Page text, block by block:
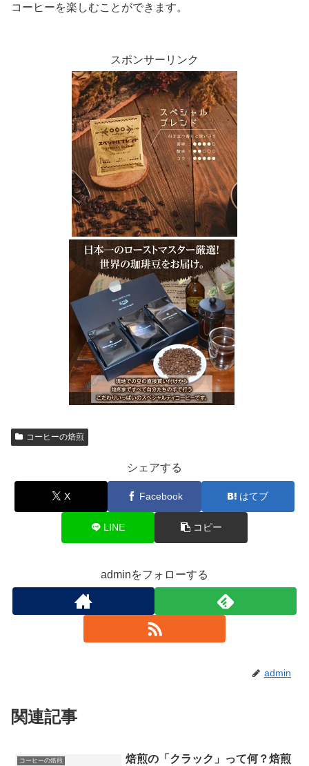
コーヒーを楽しむことができます。
スポンサーリンク
コーヒーの焙煎
シェアする
X Facebook はてブ
LINE コピー
adminをフォローする
admin
関連記事
コーヒーの焙煎
焙煎の「クラック」って何？焙煎